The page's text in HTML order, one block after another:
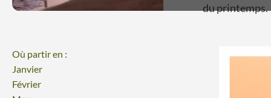
Où partir en :
Janvier
Février
du printemps.